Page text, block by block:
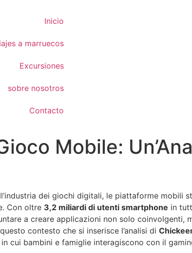
Inicio
a marruecos
Excursiones
sobre nosotros
Contacto
Mobile:
dei giochi digitali, le piattaforme mobili
Con oltre 3,2 miliardi di utenti smartphone in
a creare applicazioni non solo
contesto che si inserisce l’analisi di
cui bambini e famiglie interagiscono con il